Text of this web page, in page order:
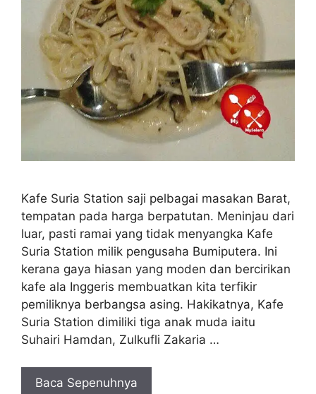
Kafe Suria Station saji pelbagai masakan Barat,
tempatan pada harga berpatutan. Meninjau dari
luar, pasti ramai yang tidak menyangka Kafe
Suria Station milik pengusaha Bumiputera. Ini
kerana gaya hiasan yang moden dan bercirikan
kafe ala Inggeris membuatkan kita terfikir
pemiliknya berbangsa asing. Hakikatnya, Kafe
Suria Station dimiliki tiga anak muda iaitu
Suhairi Hamdan, Zulkufli Zakaria …
Baca Sepenuhnya